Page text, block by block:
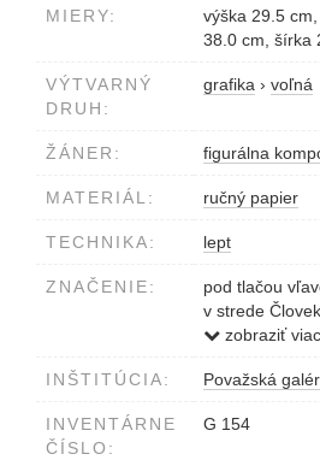
MIERY:
výška 29.5
38.0 cm, šírka
VÝTVARNÝ
DRUH:
grafika › voľná
ŽÁNER: figurálna
MATERIÁL: ručný papier
TECHNIKA: lept
ZNAČENIE:
pod tlačou
v strede
vpravo
zobraziť viac
INŠTITÚCIA: Považská
INVENTÁRNE
ČÍSLO:
G 154